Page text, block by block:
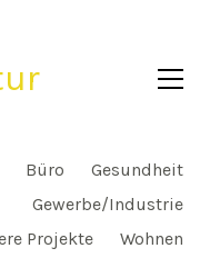
Büro
Gesundheit
Gewerbe/Industrie
Projekte
Wohnen